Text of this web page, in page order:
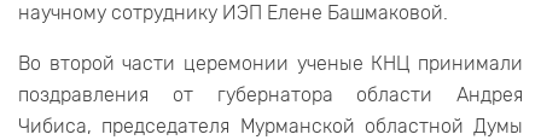
научному сотруднику ИЭП Елене Башмаковой.
Во второй части церемонии ученые КНЦ принимали
поздравления от губернатора области Андрея
Чибиса, председателя Мурманской областной Думы